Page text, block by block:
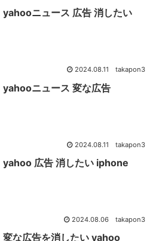
yahooニュース 広告 消したい
2024.08.11 takapon3
yahooニュース 変な広告
2024.08.11 takapon3
yahoo 広告 消したい iphone
2024.08.06 takapon3
変な広告を消したい yahoo